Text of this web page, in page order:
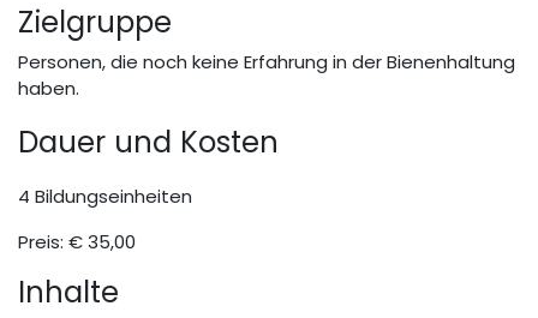
Zielgruppe
Personen, die noch keine Erfahrung in der Bienenhaltung
haben.
Da​uer und Kosten
4 Bildungseinheiten
Preis: € 35,00
Inhalte